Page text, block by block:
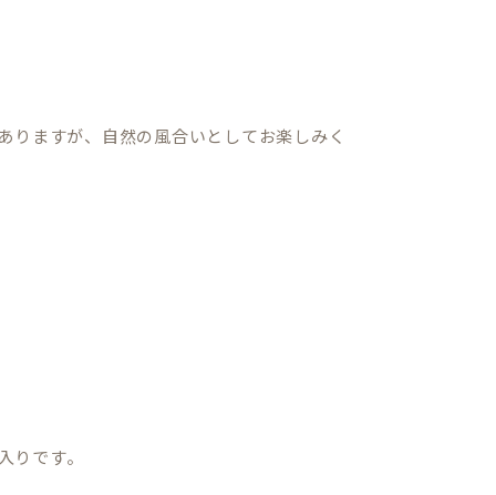
りますが、自然の風合いとしてお楽しみく
りです。